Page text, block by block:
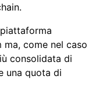
ma, come nel caso
consolidata di
una quota di